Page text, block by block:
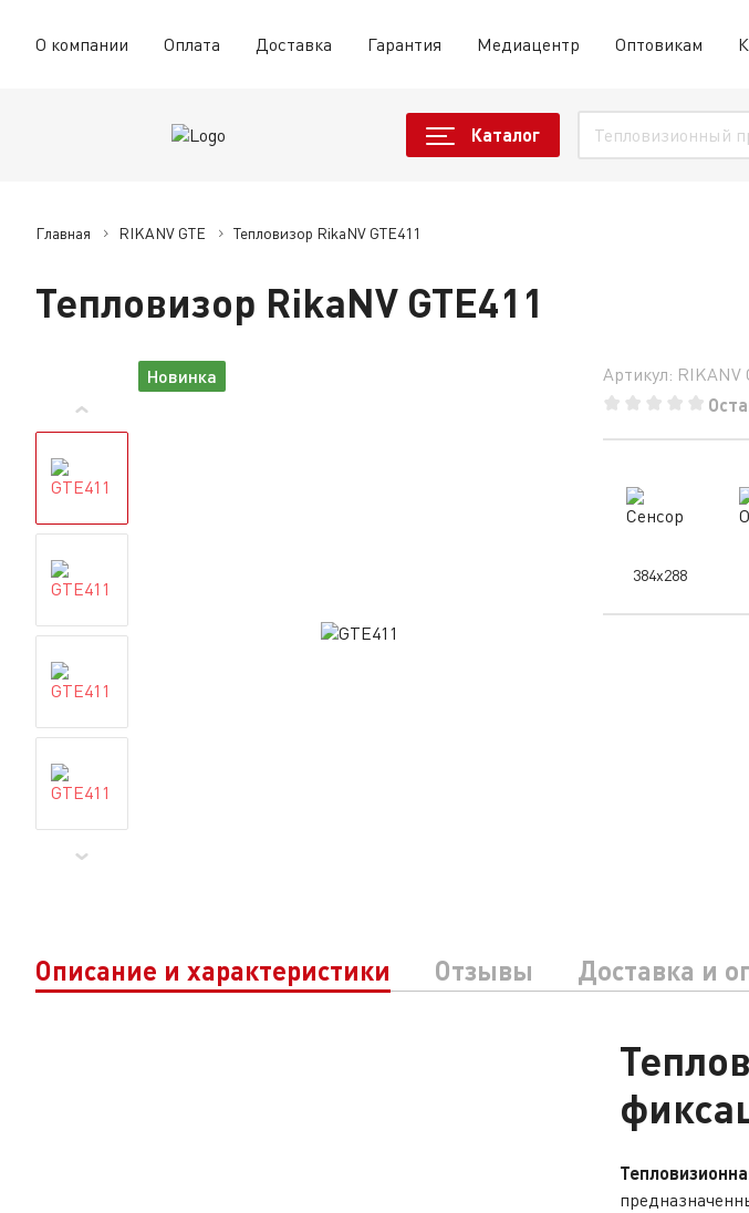
О компании Оплата Доставка Гарантия Медиацентр Оптовикам
Каталог
Главная RIKANV GTE Тепловизор RikaNV GTE411
Тепловизор RikaNV GTE411
Новинка Артикул: RIKANV
384x288
Описание и характеристики Отзывы Доставка и